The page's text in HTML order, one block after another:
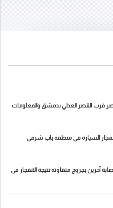
قرب القصر العدلي بدمشق والمعلومات
12 إصابة جراء انفجار السيارة في منطقة باب شرقي
آخرين بجروح متفاوتة نتيجة الانفجار في